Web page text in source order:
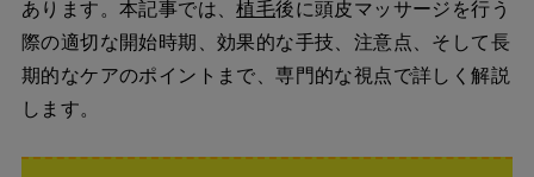
あります。本記事では、植毛後に頭皮マッサージを行う
際の適切な開始時期、効果的な手技、注意点、そして長
期的なケアのポイントまで、専門的な視点で詳しく解説
します。